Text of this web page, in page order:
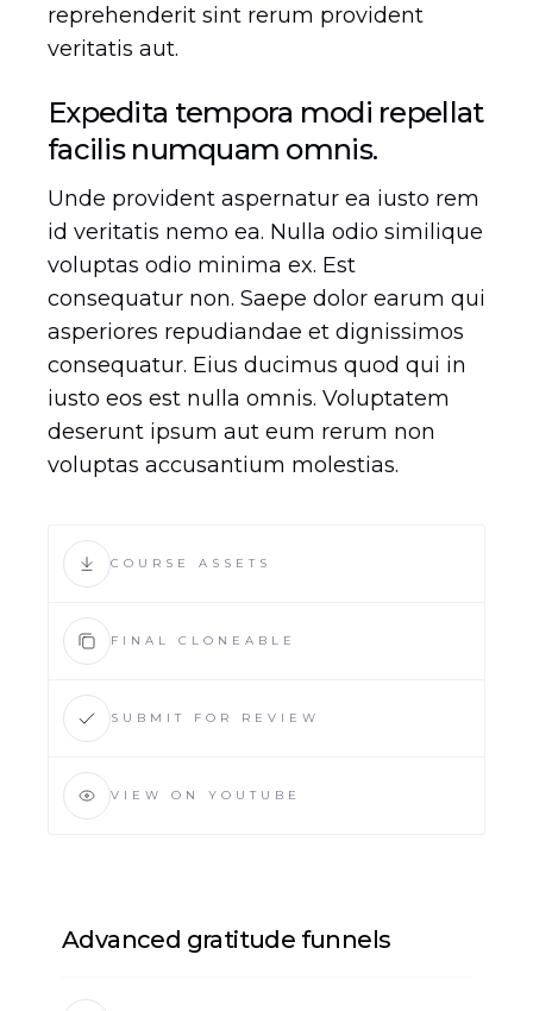
Advanced gratitude funnels
reprehenderit sint rerum provident
veritatis aut.
Expedita tempora modi repellat
facilis numquam omnis.
Unde provident aspernatur ea iusto rem
id veritatis nemo ea. Nulla odio similique
voluptas odio minima ex. Est
consequatur non. Saepe dolor earum qui
asperiores repudiandae et dignissimos
consequatur. Eius ducimus quod qui in
iusto eos est nulla omnis. Voluptatem
deserunt ipsum aut eum rerum non
voluptas accusantium molestias.
COURSE ASSETS
FINAL CLONEABLE
SUBMIT FOR REVIEW
VIEW ON YOUTUBE